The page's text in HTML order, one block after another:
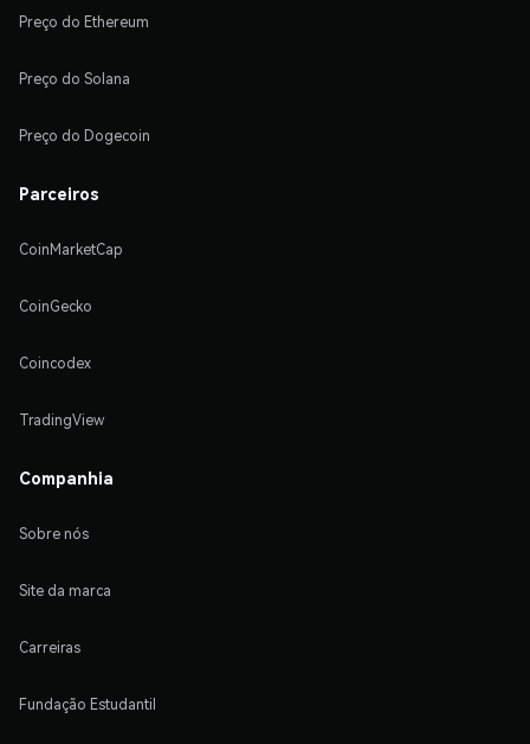
Preço do Ethereum
Preço do Solana
Preço do Dogecoin
Parceiros
CoinMarketCap
CoinGecko
Coincodex
TradingView
Companhia
Sobre nós
Site da marca
Carreiras
Fundação Estudantil